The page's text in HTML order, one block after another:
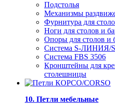
Подстолья
Механизмы
Фурнитура для
Ноги для столов и
Опоры для столов и
Система S-ЛИНИЯ/
Система FBS 3506
Кронштейны для
столешницы
10. Петли мебельные